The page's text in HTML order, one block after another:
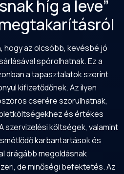
híg a leve”
hogy az olcsóbb, kevésbé jó
spórolhatnak. Ez a
a tapasztalatok szerint
kifizetődőnek. Az ilyen
cserére szorulhatnak,
és értékes
szervizelési költségek, valamint
karbantartások és
drágább megoldásnak
de minőségi befektetés. Az